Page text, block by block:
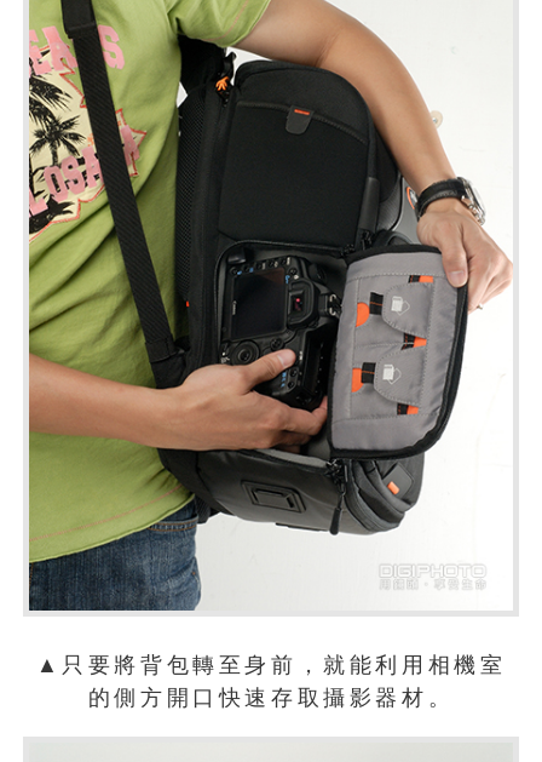
▲只要將背包轉至身前，就能利用相機室
的側方開口快速存取攝影器材。